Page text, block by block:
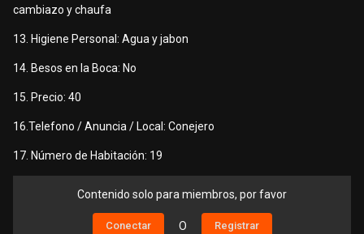
cambiazo y chaufa
13. Higiene Personal: Agua y jabon
14. Besos en la Boca: No
15. Precio: 40
16.Telefono / Anuncia / Local: Conejero
17. Número de Habitación: 19
Contenido solo para miembros, por favor
Conectar O Registrar